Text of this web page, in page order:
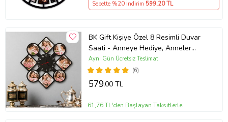
Sepette %20 İndirim 599,20 TL
BK Gift Kişiye Özel 8 Resimli Duvar
Saati - Anneye Hediye, Anneler
Günü Hediyesi, Ev Hediyesi
(6)
Aynı Gün Ücretsiz Teslimat
579,00 TL
61,76 TL'den Başlayan Taksitlerle